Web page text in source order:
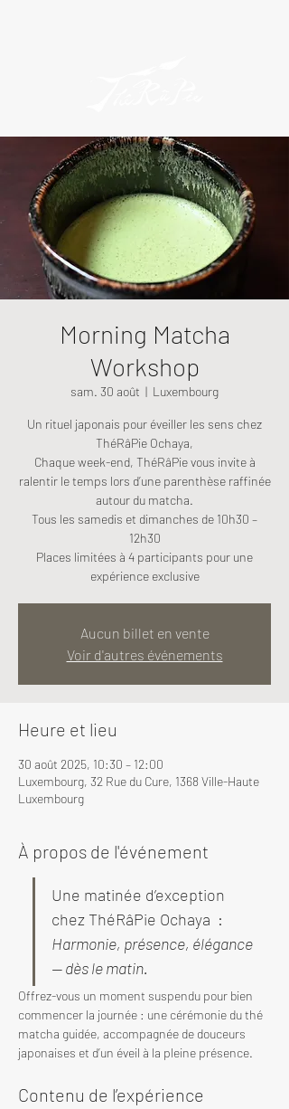
Morning Matcha
Workshop
sam. 30 août
  |
Luxembourg
Un rituel japonais pour éveiller les sens chez
ThéRâPie Ochaya,
Chaque week-end, ThéRâPie vous invite à
ralentir le temps lors d’une parenthèse raffinée
autour du matcha.
Tous les samedis et dimanches de 10h30 –
12h30
Places limitées à 4 participants pour une
expérience exclusive
Aucun billet en vente
Voir d'autres événements
Heure et lieu
30 août 2025, 10:30 – 12:00
Luxembourg, 32 Rue du Cure, 1368 Ville-Haute
Luxembourg
À propos de l'événement
Une matinée d’exception
chez ThéRâPie Ochaya  :
Harmonie, présence, élégance
— dès le matin.
Offrez-vous un moment suspendu pour bien
commencer la journée : une cérémonie du thé
matcha guidée, accompagnée de douceurs
japonaises et d’un éveil à la pleine présence.
Contenu de l’expérience